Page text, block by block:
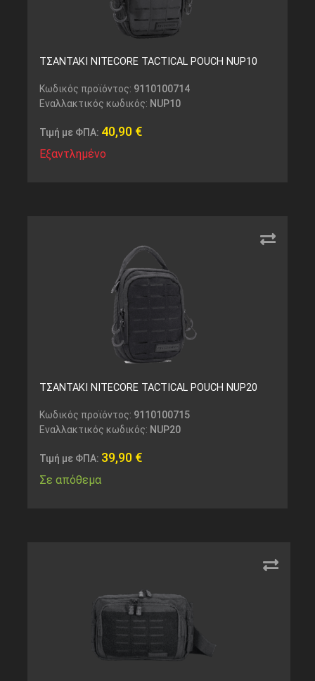
ΤΣΑΝΤΑΚΙ NITECORE TACTICAL POUCH NUP10
Κωδικός προϊόντος: 9110100714
Εναλλακτικός κωδικός: NUP10
Τιμή με ΦΠΑ: 40,90 €
Εξαντλημένο
ΤΣΑΝΤΑΚΙ NITECORE TACTICAL POUCH NUP20
Κωδικός προϊόντος: 9110100715
Εναλλακτικός κωδικός: NUP20
Τιμή με ΦΠΑ: 39,90 €
Σε απόθεμα